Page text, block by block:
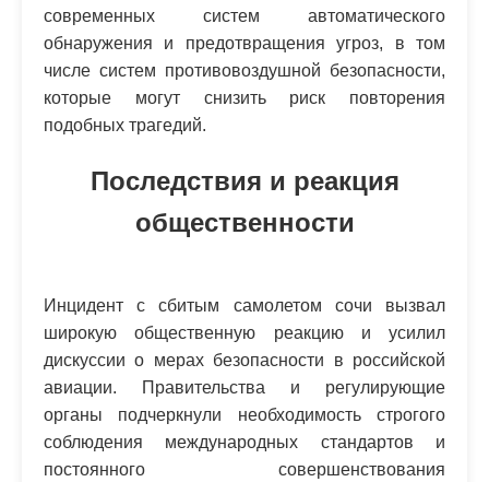
современных систем автоматического
обнаружения и предотвращения угроз, в том
числе систем противовоздушной безопасности,
которые могут снизить риск повторения
подобных трагедий.
Последствия и реакция
общественности
Инцидент с сбитым самолетом сочи вызвал
широкую общественную реакцию и усилил
дискуссии о мерах безопасности в российской
авиации. Правительства и регулирующие
органы подчеркнули необходимость строгого
соблюдения международных стандартов и
постоянного совершенствования